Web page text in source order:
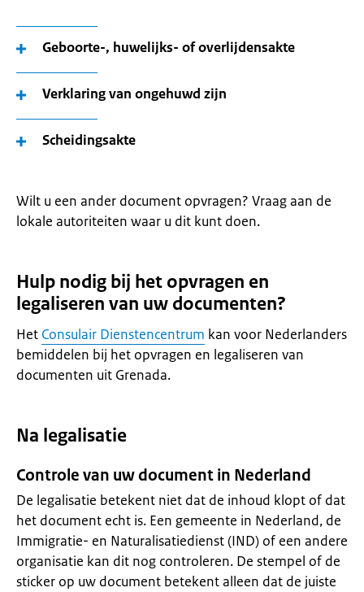
Geboorte-, huwelijks- of overlijdensakte
Verklaring van ongehuwd zijn
Scheidingsakte
Wilt u een ander document opvragen? Vraag aan de
lokale autoriteiten waar u dit kunt doen.
Hulp nodig bij het opvragen en
legaliseren van uw documenten?
Het Consulair Dienstencentrum kan voor Nederlanders
bemiddelen bij het opvragen en legaliseren van
documenten uit Grenada.
Na legalisatie
Controle van uw document in Nederland
De legalisatie betekent niet dat de inhoud klopt of dat
het document echt is. Een gemeente in Nederland, de
Immigratie- en Naturalisatiedienst (IND) of een andere
organisatie kan dit nog controleren. De stempel of de
sticker op uw document betekent alleen dat de juiste